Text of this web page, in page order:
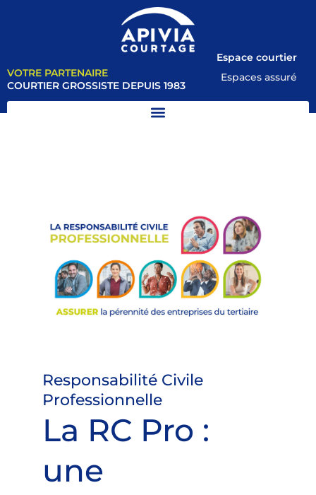
VOTRE PARTENAIRE
COURTIER GROSSISTE DEPUIS 1983
Espace courtier
Espaces assuré
Responsabilité Civile
Professionnelle
La RC Pro :
une